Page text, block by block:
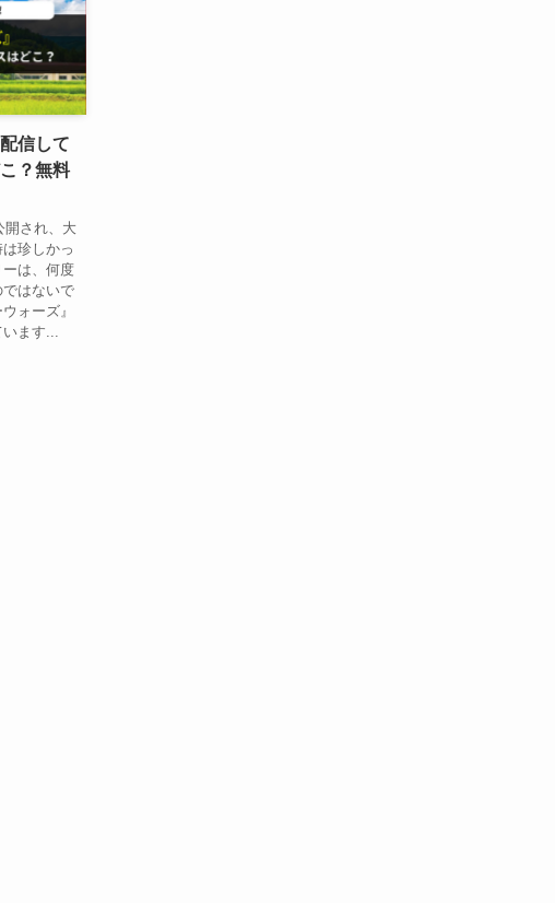
信して
？無料
開され、大
珍しかっ
は、何度
はないで
ォーズ』
ます...